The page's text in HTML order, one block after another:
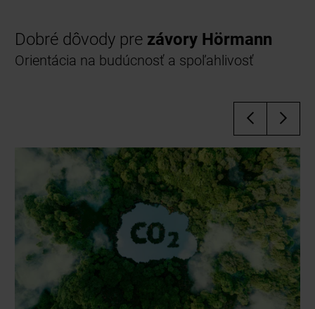
Dobré dôvody pre závory Hörmann
Orientácia na budúcnosť a spoľahlivosť